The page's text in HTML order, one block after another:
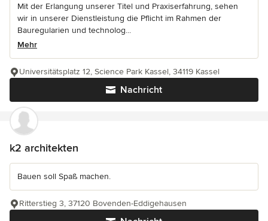
Mit der Erlangung unserer Titel und Praxiserfahrung, sehen
wir in unserer Dienstleistung die Pflicht im Rahmen der
Bauregularien und technolog...
Mehr
Nachricht
Universitätsplatz 12, Science Park Kassel, 34119 Kassel
k2 architekten
Bauen soll Spaß machen.
Ritterstieg 3, 37120 Bovenden-Eddigehausen